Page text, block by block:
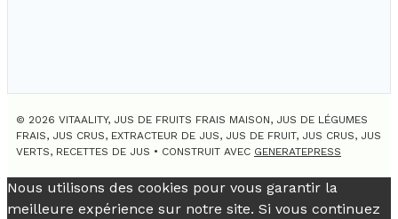
© 2026 VITAALITY, JUS DE FRUITS FRAIS MAISON, JUS DE LÉGUMES
FRAIS, JUS CRUS, EXTRACTEUR DE JUS, JUS DE FRUIT, JUS CRUS, JUS
VERTS, RECETTES DE JUS • CONSTRUIT AVEC GENERATEPRESS
Nous utilisons des cookies pour vous garantir la
meilleure expérience sur notre site. Si vous continuez